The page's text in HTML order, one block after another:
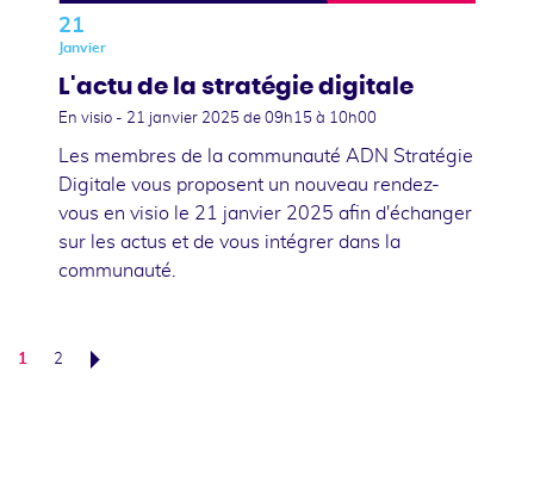
21
Janvier
L'actu de la stratégie digitale
En visio - 21 janvier 2025 de 09h15 à 10h00
Les membres de la communauté ADN Stratégie
Digitale vous proposent un nouveau rendez-
vous en visio le 21 janvier 2025 afin d'échanger
sur les actus et de vous intégrer dans la
communauté.
1 2